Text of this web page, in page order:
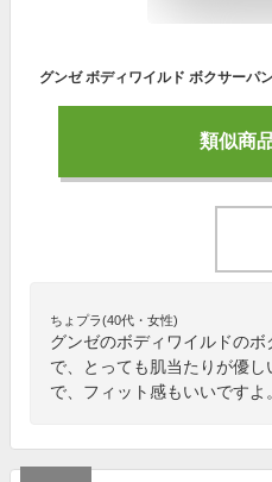
類似商
ちょプラ(40代・女性)
グンゼのボディワイルドの
で、とっても肌当たりが優
で、フィット感もいいですよ。